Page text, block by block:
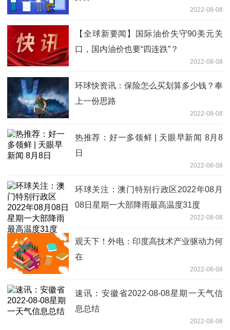
2022-08-08
【全球新要闻】国际油价失守90美元关
口，国内油价也要“四连跌”？
2022-08-08
环球快资讯：保险怎么买划算多少钱？奉
上一份思路
2022-08-08
热推荐：好一多领鲜 | 天眼早新闻 8月8
日
2022-08-08
环球关注：澳门特别行政区2022年08月
08日星期一大部降雨最高温度31度
2022-08-08
观天下！外电：印度高技术产业驱动力何
在
2022-08-08
速讯：安徽省2022-08-08星期一天气信
息总结
2022-08-08